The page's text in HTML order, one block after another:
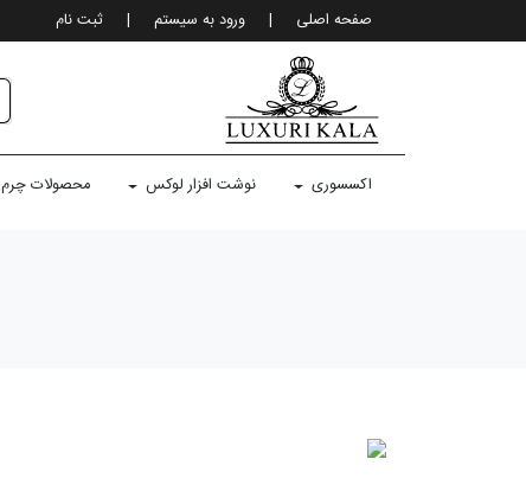
صفحه اصلی | ورود به سيستم | ثبت نام
اکسسوری نوشت افزار لوکس محصولات چرم